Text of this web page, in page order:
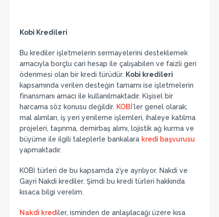
Kobi Kredileri
Bu krediler işletmelerin sermayelerini desteklemek
amacıyla borçlu cari hesap ile çalışabilen ve faizli geri
ödenmesi olan bir kredi türüdür. Kobi kredileri
kapsamında verilen desteğin tamamı ise işletmelerin
finansmanı amacı ile kullanılmaktadır. Kişisel bir
harcama söz konusu değildir. KOBİ’ler genel olarak;
mal alımları, iş yeri yenileme işlemleri, ihaleye katılma
projeleri, taşınma, demirbaş alımı, lojistik ağ kurma ve
büyüme ile ilgili taleplerle bankalara kredi başvurusu
yapmaktadır.
KOBİ türleri de bu kapsamda 2’ye ayrılıyor. Nakdi ve
Gayri Nakdi krediler. Şimdi bu kredi türleri hakkında
kısaca bilgi verelim.
Nakdi krediler, isminden de anlaşılacağı üzere kısa